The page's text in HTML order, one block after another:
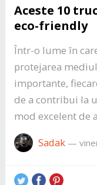
Aceste 10
eco-friendly
Într-o lume în
protejarea
importante,
de a contribui la
mod excelent de
Sadak—